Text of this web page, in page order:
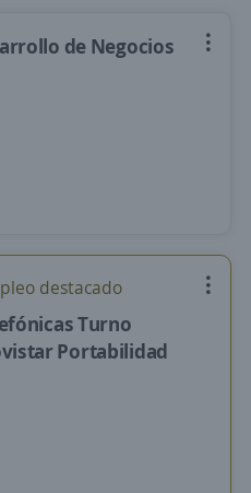
de Negocios
destacado
Turno
Portabilidad